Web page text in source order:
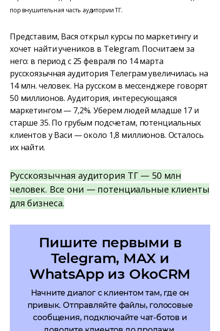
пор внушительная часть аудитории ТГ.
Представим, Вася открыл курсы по маркетингу и
хочет найти учеников в Telegram. Посчитаем за
него: в период с 25 февраля по 14 марта
русскоязычная аудитория Телеграм увеличилась на
14 млн. человек. На русском в мессенджере говорят
50 миллионов. Аудитория, интересующаяся
маркетингом — 7,2%. Уберем людей младше 17 и
старше 35. По грубым подсчетам, потенциальных
клиентов у Васи — около 1,8 миллионов. Осталось
их найти.
Русскоязычная аудитория ТГ — 50 млн
человек. Все они — потенциальные клиенты
для бизнеса.
Пишите первыми в
Telegram, MAX и
WhatsApp из OkoCRM
Начните диалог с клиентом там, где он
привык. Отправляйте файлы, голосовые
сообщения, подключайте чат-ботов и